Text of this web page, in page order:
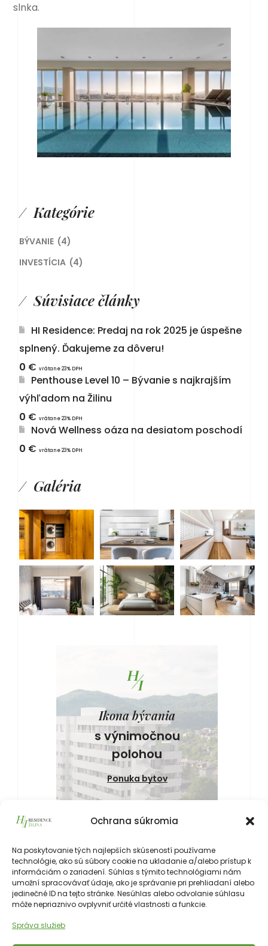
Ochrana súkromia
Na poskytovanie tých najlepších skúseností používame
technológie, ako sú súbory cookie na ukladanie a/alebo prístup k
informáciám o zariadení. Súhlas s týmito technológiami nám
umožní spracovávať údaje, ako je správanie pri prehliadaní alebo
jedinečné ID na tejto stránke. Nesúhlas alebo odvolanie súhlasu
môže nepriaznivo ovplyvniť určité vlastnosti a funkcie.
Správa služieb
slnka.
Kategórie
BÝVANIE (4)
INVESTÍCIA (4)
Súvisiace články
HI Residence: Predaj na rok 2025 je úspešne
splnený. Ďakujeme za dôveru!
0 €vrátane 23% DPH
Penthouse Level 10 – Bývanie s najkrajším
výhľadom na Žilinu
0 €vrátane 23% DPH
Nová Wellness oáza na desiatom poschodí
0 €vrátane 23% DPH
Galéria
Ikona bývania
s výnimočnou
polohou
Ponuka bytov